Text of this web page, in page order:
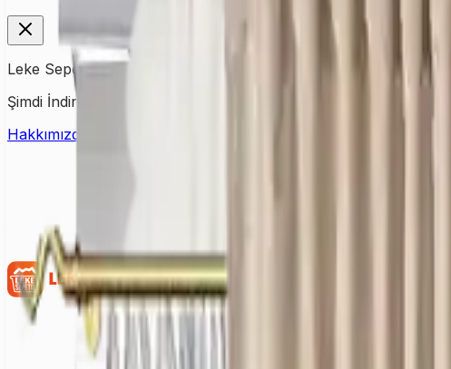
Leke Sepeti
Şimdi İndirin!
Hakkımızda